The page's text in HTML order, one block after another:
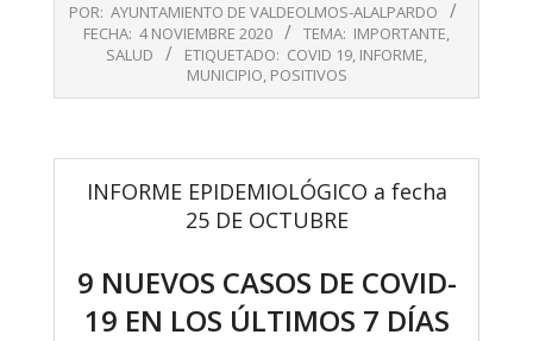
11-
POR: AYUNTAMIENTO DE VALDEOLMOS-ALALPARDO
FECHA: 4 NOVIEMBRE 2020 TEMA: IMPORTANTE,
SALUD
ETIQUETADO: COVID 19, INFORME,
MUNICIPIO, POSITIVOS
INFORME EPIDEMIOLÓGICO a fecha
25 DE OCTUBRE
9 NUEVOS CASOS DE COVID-
19 EN LOS ÚLTIMOS 7 DÍAS